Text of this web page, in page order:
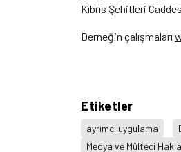
Kıbrıs Şehitleri
Derneğin çalışmaları
Etiketler
ayrımcı uygulama
Medya ve Mülteci